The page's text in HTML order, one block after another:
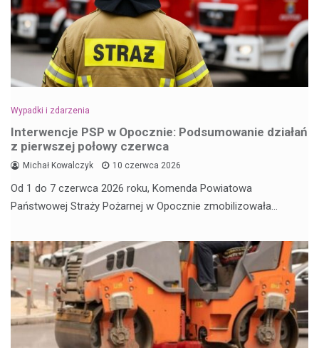
Wypadki i zdarzenia
Interwencje PSP w Opocznie: Podsumowanie działań
z pierwszej połowy czerwca
Michał Kowalczyk 10 czerwca 2026
Od 1 do 7 czerwca 2026 roku, Komenda Powiatowa
Państwowej Straży Pożarnej w Opocznie zmobilizowała…